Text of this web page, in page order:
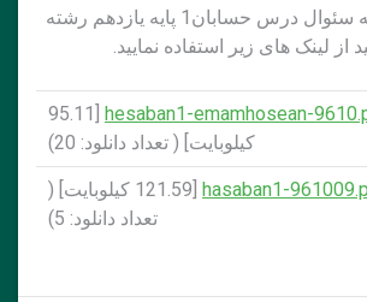
برای دریافت نمونه سئوال درس حسابان1 پایه یازدهم رشته
لینک های زیر استفاده نمایید.
hesaban1-emamhosean-
[95.11
کيلوبايت] ( تعداد دانلود: 20)
hasaban1-
[121.59 کيلوبايت] (
تعداد دانلود: 5)